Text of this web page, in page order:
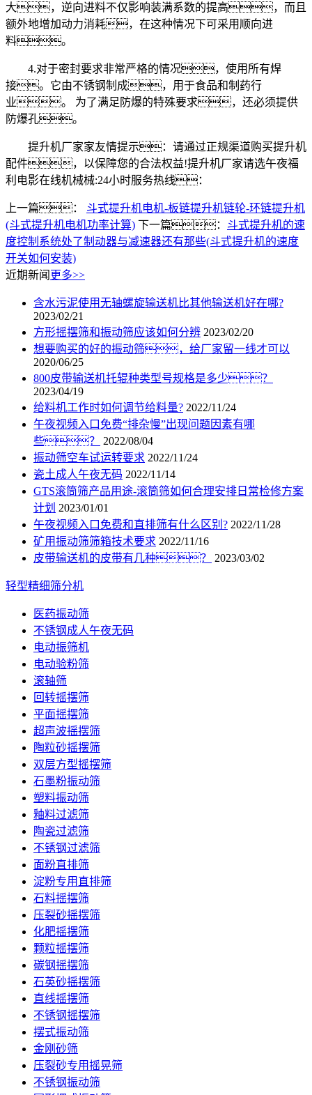
大，逆向进料不仅影响装满系数的提高，而且
额外地增加动力消耗，在这种情况下可采用顺向进
料。
4.对于密封要求非常严格的情况，使用所有焊
接。它由不锈钢制成，用于食品和制药行
业。 为了满足防爆的特殊要求，还必须提供
防爆孔。
提升机厂家家友情提示：请通过正规渠道购买提升机
配件，以保障您的合法权益!提升机厂家请选午夜福
利电影在线机械械:24小时服务热线：
上一篇： 斗式提升机电机-板链提升机链轮-环链提升机
(斗式提升机电机功率计算) 下一篇： 斗式提升机的速
度控制系统处了制动器与减速器还有那些(斗式提升机的速度
开关如何安装)
近期新闻 更多>>
含水污泥使用无轴螺旋输送机比其他输送机好在哪?
2023/02/21
方形摇摆筛和振动筛应该如何分辨 2023/02/20
想要购买的好的振动筛，给厂家留一线才可以
2020/06/25
800皮带输送机托辊种类型号规格是多少？
2023/04/19
给料机工作时如何调节给料量? 2022/11/24
午夜视频入口免费“排杂慢”出现问题因素有哪
些？
2022/08/04
振动筛空车试运转要求 2022/11/24
瓷土成人午夜无码 2022/11/14
GTS滚筒筛产品用途-滚筒筛如何合理安排日常检修方案
计划 2023/01/01
午夜视频入口免费和直排筛有什么区别? 2022/11/28
矿用振动筛筛箱技术要求 2022/11/16
皮带输送机的皮带有几种？
2023/03/02
轻型精细筛分机
医药振动筛
不锈钢成人午夜无码
电动振筛机
电动验粉筛
滚轴筛
回转摇摆筛
平面摇摆筛
超声波摇摆筛
陶粒砂摇摆筛
双层方型摇摆筛
石墨粉振动筛
塑料振动筛
釉料过滤筛
陶瓷过滤筛
不锈钢过滤筛
面粉直排筛
淀粉专用直排筛
石料摇摆筛
压裂砂摇摆筛
化肥摇摆筛
颗粒摇摆筛
碳钢摇摆筛
石英砂摇摆筛
直线摇摆筛
不锈钢摇摆筛
摆式振动筛
金刚砂筛
压裂砂专用摇晃筛
不锈钢振动筛